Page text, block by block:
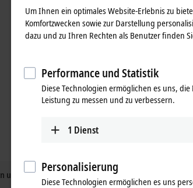
und Downloads Ähnliche Produkte
Um Ihnen ein optimales Website-Erlebnis zu
Komfortzwecken sowie zur Darstellung
dazu und zu Ihren Rechten als Benutzer finden
Performance und Statistik
Diese Technologien ermöglichen es uns,
Leistung zu messen und zu verbessern.
1 Dienst
Personalisierung
Diese Technologien ermöglichen es uns